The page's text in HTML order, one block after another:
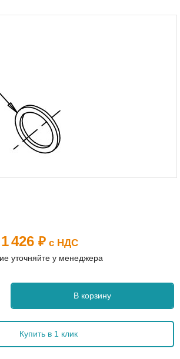
1 426 ₽ с НДС
уточняйте у менеджера
В корзину
Купить в 1 клик